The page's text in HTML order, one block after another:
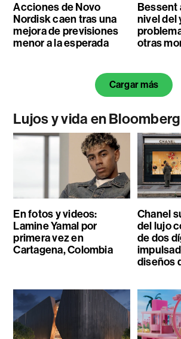
Acciones de Novo
Nordisk caen tras una
mejora de previsiones
menor a la esperada
Bessent
nivel del
otras
Cargar más
Lujos y vida en
En fotos y videos:
Lamine Yamal por
primera vez en
Cartagena, Colombia
Chanel
del lujo
de dos
diseños